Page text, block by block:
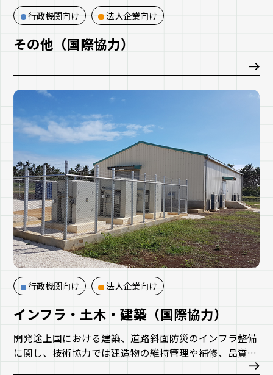
行政機関向け 法人企業向け
その他（国際協力）
行政機関向け 法人企業向け
インフラ・土木・建築（国際協力）
開発途上国における建築、道路斜面防災のインフラ整備
に関し、技術協力では建造物の維持管理や補修、品質管
理などの技術向上を、資金協力では現地の種々の条件と